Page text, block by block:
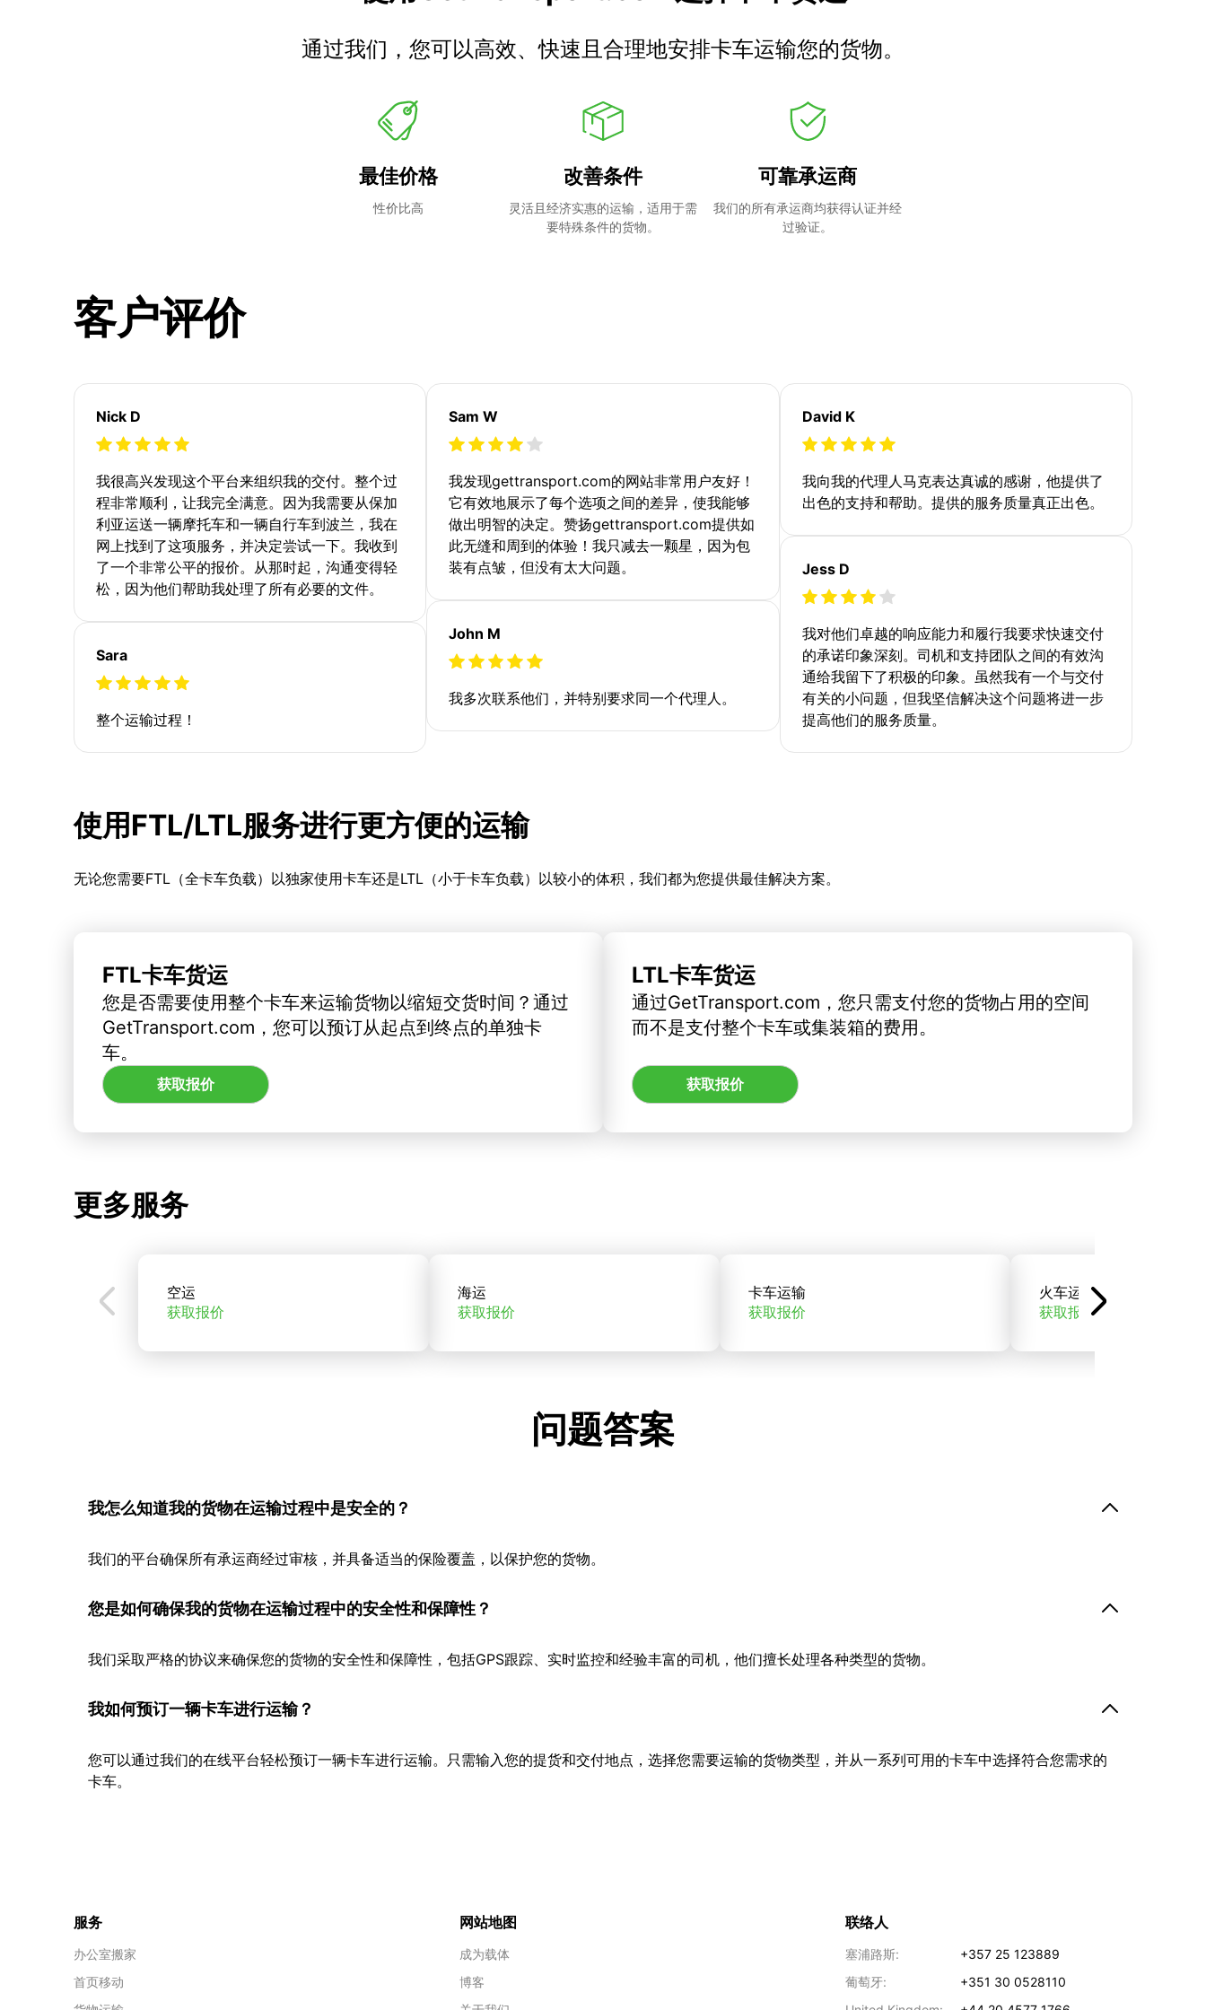
通过我们，您可以高效、快速且合理地安排卡车运输您的货物。
最佳价格
性价比高
改善条件
灵活且经济实惠的运输，适用于需
要特殊条件的货物。
可靠承运商
我们的所有承运商均获得认证并经
过验证。
客户评价
Nick D
我很高兴发现这个平台来组织我的交付。整个过
程非常顺利，让我完全满意。因为我需要从保加
利亚运送一辆摩托车和一辆自行车到波兰，我在
网上找到了这项服务，并决定尝试一下。我收到
了一个非常公平的报价。从那时起，沟通变得轻
松，因为他们帮助我处理了所有必要的文件。
Sara
整个运输过程！
Sam W
我发现gettransport.com的网站非常用户友好！
它有效地展示了每个选项之间的差异，使我能够
做出明智的决定。赞扬gettransport.com提供如
此无缝和周到的体验！我只减去一颗星，因为包
装有点皱，但没有太大问题。
John M
我多次联系他们，并特别要求同一个代理人。
David K
我向我的代理人马克表达真诚的感谢，他提供了
出色的支持和帮助。提供的服务质量真正出色。
Jess D
我对他们卓越的响应能力和履行我要求快速交付
的承诺印象深刻。司机和支持团队之间的有效沟
通给我留下了积极的印象。虽然我有一个与交付
有关的小问题，但我坚信解决这个问题将进一步
提高他们的服务质量。
使用FTL/LTL服务进行更方便的运输
无论您需要FTL（全卡车负载）以独家使用卡车还是LTL（小于卡车负载）以较小的体积，我们都为您提供最佳解决方案。
FTL卡车货运
您是否需要使用整个卡车来运输货物以缩短交货时间？通过
GetTransport.com，您可以预订从起点到终点的单独卡
车。
获取报价
LTL卡车货运
通过GetTransport.com，您只需支付您的货物占用的空间
而不是支付整个卡车或集装箱的费用。
获取报价
更多服务
空运
获取报价
海运
获取报价
卡车运输
获取报价
火车运输
获取报价
问题答案
我怎么知道我的货物在运输过程中是安全的？
我们的平台确保所有承运商经过审核，并具备适当的保险覆盖，以保护您的货物。
您是如何确保我的货物在运输过程中的安全性和保障性？
我们采取严格的协议来确保您的货物的安全性和保障性，包括GPS跟踪、实时监控和经验丰富的司机，他们擅长处理各种类型的货物。
我如何预订一辆卡车进行运输？
您可以通过我们的在线平台轻松预订一辆卡车进行运输。只需输入您的提货和交付地点，选择您需要运输的货物类型，并从一系列可用的卡车中选择符合您需求的
卡车。
服务
办公室搬家
首页移动
网站地图
成为载体
博客
联络人
塞浦路斯:
+357 25 123889
葡萄牙:
+351 30 0528110